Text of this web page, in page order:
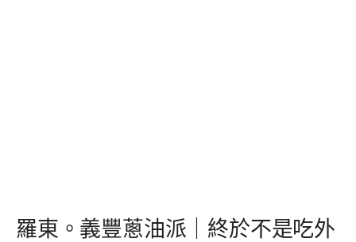
羅東。義豐蔥油派｜終於不是吃外